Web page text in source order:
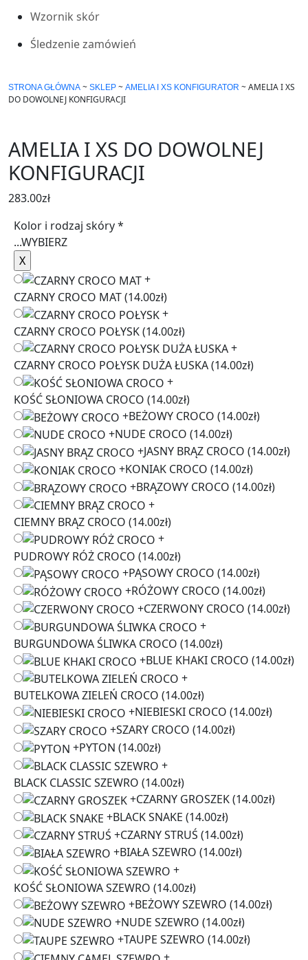
Wzornik skór
Śledzenie zamówień
STRONA GŁÓWNA ~ SKLEP ~ AMELIA I XS KONFIGURATOR ~AMELIA I XS
DO DOWOLNEJ KONFIGURACJI
AMELIA I XS DO DOWOLNEJ
KONFIGURACJI
283.00zł
Kolor i rodzaj skóry*
...WYBIERZ
+
CZARNY CROCO MAT(14.00zł)
+
CZARNY CROCO POŁYSK(14.00zł)
+
CZARNY CROCO POŁYSK DUŻA ŁUSKA(14.00zł)
+
KOŚĆ SŁONIOWA CROCO (14.00zł)
+BEŻOWY CROCO (14.00zł)
+NUDE CROCO (14.00zł)
+JASNY BRĄZ CROCO (14.00zł)
+KONIAK CROCO (14.00zł)
+BRĄZOWY CROCO (14.00zł)
+
CIEMNY BRĄZ CROCO (14.00zł)
+
PUDROWY RÓŻ CROCO (14.00zł)
+PĄSOWY CROCO (14.00zł)
+RÓŻOWY CROCO (14.00zł)
+CZERWONY CROCO (14.00zł)
+
BURGUNDOWA ŚLIWKA CROCO (14.00zł)
+BLUE KHAKI CROCO (14.00zł)
+
BUTELKOWA ZIELEŃ CROCO (14.00zł)
+NIEBIESKI CROCO (14.00zł)
+SZARY CROCO (14.00zł)
+PYTON (14.00zł)
+
BLACK CLASSIC SZEWRO (14.00zł)
+CZARNY GROSZEK(14.00zł)
+BLACK SNAKE (14.00zł)
+CZARNY STRUŚ (14.00zł)
+BIAŁA SZEWRO (14.00zł)
+
KOŚĆ SŁONIOWA SZEWRO (14.00zł)
+BEŻOWY SZEWRO (14.00zł)
+NUDE SZEWRO (14.00zł)
+TAUPE SZEWRO (14.00zł)